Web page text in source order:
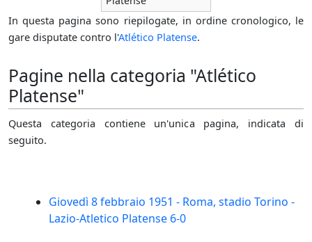
In questa pagina sono riepilogate, in ordine cronologico, le
gare disputate contro l'Atlético Platense.
Pagine nella categoria "Atlético
Platense"
Questa categoria contiene un'unica pagina, indicata di
seguito.
Giovedì 8 febbraio 1951 - Roma, stadio Torino -
Lazio-Atletico Platense 6-0